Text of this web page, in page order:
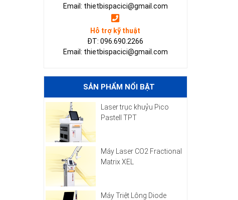
Email: thietbispacici@gmail.com
Hỗ trợ kỹ thuật
ĐT: 096.690.2266
Email: thietbispacici@gmail.com
SẢN PHẨM NỔI BẬT
Laser trục khuỷu Pico
Pastell TPT
Máy Laser CO2 Fractional
Matrix XEL
Máy Triệt Lông Diode